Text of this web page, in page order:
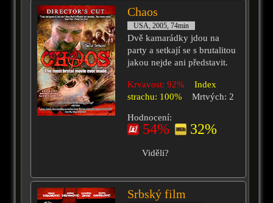
Chaos
USA, 2005, 74min
Dvě kamarádky jdou na
party a setkají se s brutalitou
jakou nejde ani představit.
Krvavost: 92%
Index
strachu: 100%
Mrtvých: 2
Hodnocení:
54% 32%
Viděli?
Srbský film